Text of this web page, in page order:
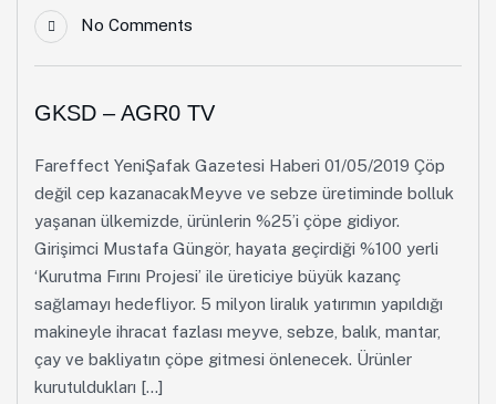
No Comments
GKSD – AGR0 TV
Fareffect YeniŞafak Gazetesi Haberi 01/05/2019 Çöp
değil cep kazanacakMeyve ve sebze üretiminde bolluk
yaşanan ülkemizde, ürünlerin %25’i çöpe gidiyor.
Girişimci Mustafa Güngör, hayata geçirdiği %100 yerli
‘Kurutma Fırını Projesi’ ile üreticiye büyük kazanç
sağlamayı hedefliyor. 5 milyon liralık yatırımın yapıldığı
makineyle ihracat fazlası meyve, sebze, balık, mantar,
çay ve bakliyatın çöpe gitmesi önlenecek. Ürünler
kurutuldukları […]